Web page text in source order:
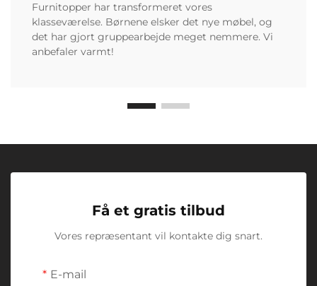
Furnitopper har transformeret vores
klasseværelse. Børnene elsker det nye møbel, og
det har gjort gruppearbejde meget nemmere. Vi
anbefaler varmt!
Få et gratis tilbud
Vores repræsentant vil kontakte dig snart.
E-mail